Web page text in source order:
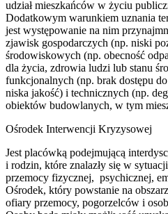
udział mieszkańców w życiu
Dodatkowym warunkiem uznania
jest występowanie na nim
zjawisk gospodarczych (np. niski
środowiskowych (np. obecność
dla życia, zdrowia ludzi lub stanu
funkcjonalnych (np. brak dostępu
niska jakość) i technicznych (np.
obiektów budowlanych, w tym
Ośrodek Interwencji Kryzysowej
Jest placówką podejmującą
i rodzin, które znalazły się w
przemocy fizycznej, psychicznej,
Ośrodek, który powstanie na
ofiary przemocy, pogorzelców i